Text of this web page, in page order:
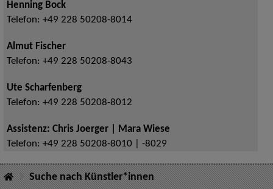
Henning Bock
Telefon: +49 228 50208-8014
Almut Fischer
Telefon: +49 228 50208-8043
Ute Scharfenberg
Telefon: +49 228 50208-8012
Assistenz: Chris Joerger | Mara Wiese
Telefon: +49 228 50208-8010 | -8029
Suche nach Künstler*innen